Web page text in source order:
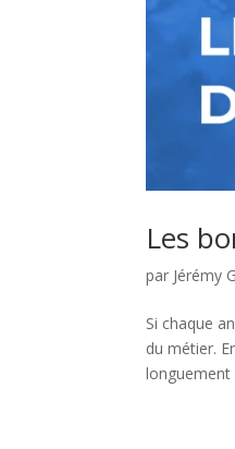
Les
par Jérémy
Si chaque
du métier.
longuement